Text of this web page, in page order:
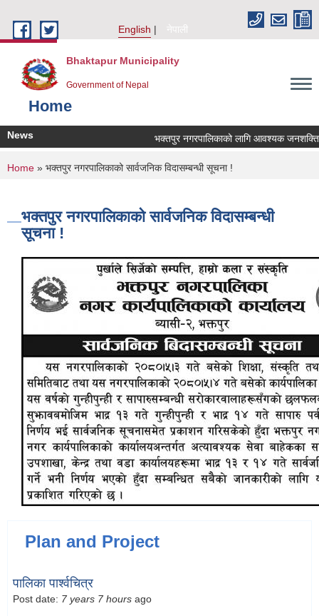
English
नेपाली
Bhaktapur Municipality
Government of Nepal
Home
News भक्तपुर नगरपालिकाको लागि आवश्यक जनशक्ति
You are here
Home » भक्तपुर नगरपालिकाको सार्वजनिक विदासम्बन्धी सूचना !
भक्तपुर नगरपालिकाको सार्वजनिक विदासम्बन्धी
सूचना !
Plan and Project
पालिका पार्श्वचित्र
Post date: 7 years 7 hours ago